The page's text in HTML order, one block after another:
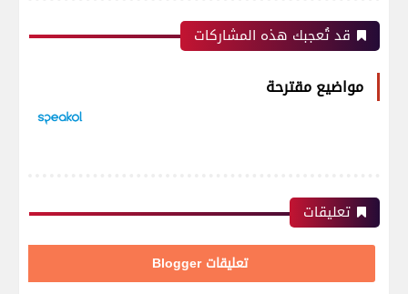
قد تُعجبك هذه المشاركات
مواضيع مقترحة
تعليقات
تعليقات Blogger